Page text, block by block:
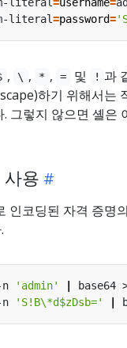
literal
=password=
, \ , * , = 및 ! 과
하기 위해서는
그렇지 않으면 셸은
사용
인코딩된 자격 증명
'admin'
'S!B\*d$zDsb='